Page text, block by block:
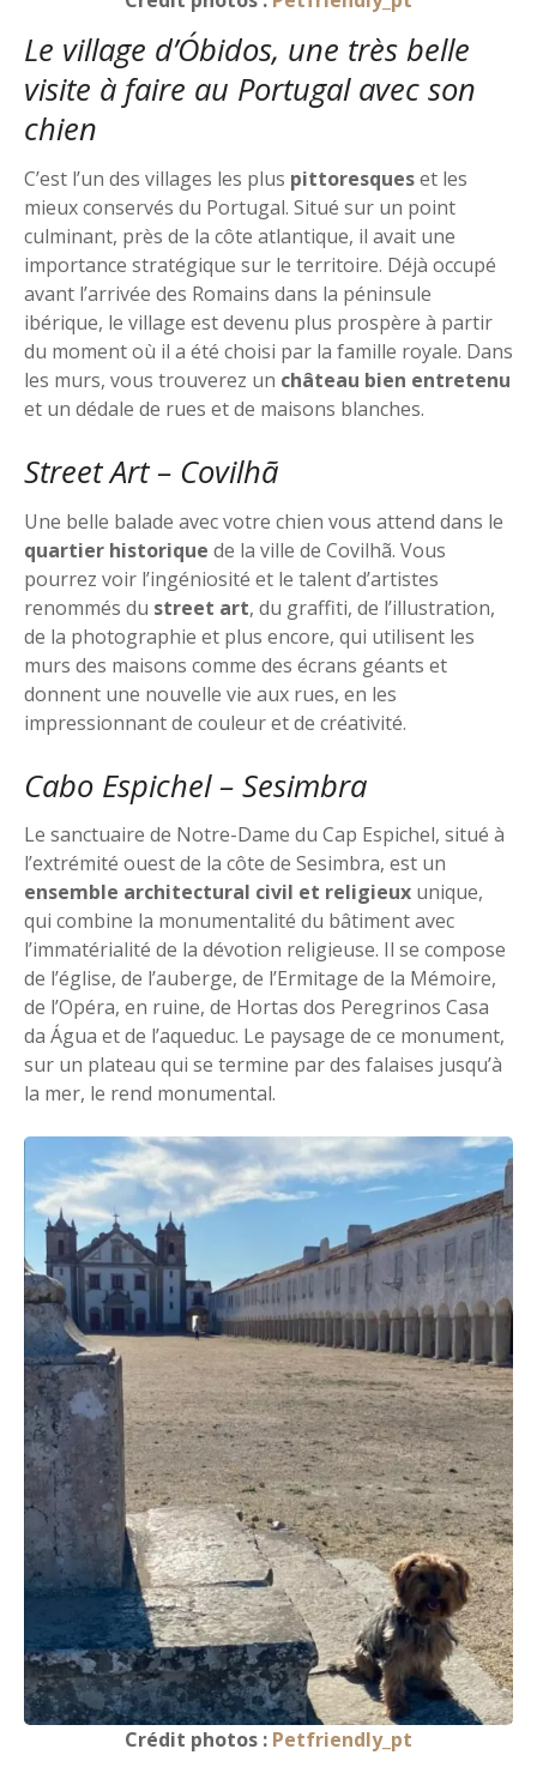
Le village d’Óbidos, une très belle
visite à faire au Portugal avec son
chien
C’est l’un des villages les plus pittoresqueset les
mieux conservés du Portugal. Situé sur un point
culminant, près de la côte atlantique, il avait une
importance stratégique sur le territoire. Déjà occupé
avant l’arrivée des Romains dans la péninsule
ibérique, le village est devenu plus prospère à partir
du moment où il a été choisi par la famille royale. Dans
les murs, vous trouverez un château bien entretenu
et un dédale de rues et de maisons blanches.
Street Art – Covilhã
Une belle balade avec votre chien vous attend dans le
quartier historique de la ville de Covilhã. Vous
pourrez voir l’ingéniosité et le talent d’artistes
renommés du street art, du graffiti, de l’illustration,
de la photographie et plus encore, qui utilisent les
murs des maisons comme des écrans géants et
donnent une nouvelle vie aux rues, en les
impressionnant de couleur et de créativité.
Cabo Espichel – Sesimbra
Le sanctuaire de Notre-Dame du Cap Espichel, situé à
l’extrémité ouest de la côte de Sesimbra, est un
ensemble architectural civil et religieux unique,
qui combine la monumentalité du bâtiment avec
l’immatérialité de la dévotion religieuse. Il se compose
de l’église, de l’auberge, de l’Ermitage de la Mémoire,
de l’Opéra, en ruine, de Hortas dos Peregrinos Casa
da Água et de l’aqueduc. Le paysage de ce monument,
sur un plateau qui se termine par des falaises jusqu’à
la mer, le rend monumental.
Crédit photos : Petfriendly_pt